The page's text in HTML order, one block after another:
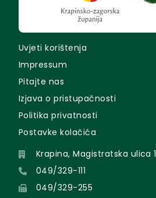
Uvjeti korištenja
Impressum
Pitajte nas
Izjava o pristupačnosti
Politika privatnosti
Postavke kolačića
Krapina, Magistratska ulica 1
049/329-111
049/329-255